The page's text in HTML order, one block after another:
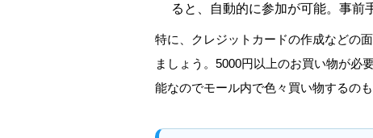
ると、自動的に参加が可能。事前
特に、クレジットカードの作成などの
ましょう。5000円以上のお買い物が必
能なのでモール内で色々買い物するのも